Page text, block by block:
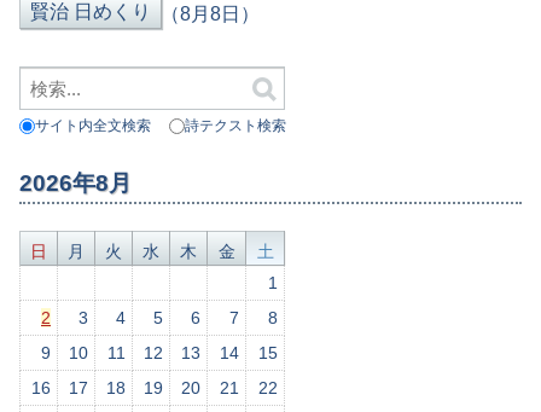
（8月8日）
サイト内全文検索 詩テクスト検索
2026年8月
日 月 火 水 木 金
土
1
2
3 4 5 6 7
8
9
10 11 12 13 14
15
16
17 18 19 20 21
22